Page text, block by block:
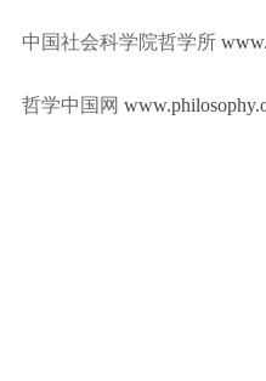
中国社会科学院哲学所
哲学中国网